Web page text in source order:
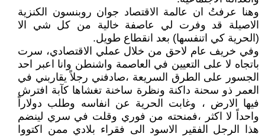
وهنا عرفتُ ان عالمة الاقتصاد جوان روبنسون الكنزية
الاصيلة قد وفرت لي عاصفة خالية من كل شي الا
(الحرية كي اتنفسها) بعد انقطاع طويل.
وفي خريف عام لاحق من خلال عملي الاقتصادي، سرت
باتجاه لا على التعيين في العاصمة واشنطن وانا اعبر احد
الجسور على الطرق السريعة ،صادفني رجلاً يقاربني في
العمر ذو سحنة داكنة ونظرة ساخنة تغشاها كآبة افترش
فيها الارض ، وغابت الحرية عن انفاسه وطلب دولاراً
واحداً لا اكثر ،فمنحته من فوري وقلت في سري لينضم
هذا الرجل الفقير الاسود الى فقراء بلادي ممن اكتووا